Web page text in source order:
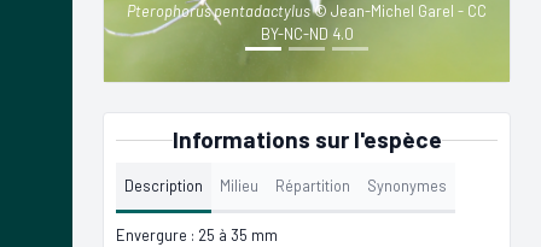
Pterophorus pentadactylus© Jean-Michel Garel - CC
BY-NC-ND 4.0
Informations sur l'espèce
Description Milieu Répartition Synonymes
Envergure : 25 à 35 mm